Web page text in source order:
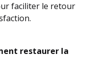
faciliter le retour
restaurer la